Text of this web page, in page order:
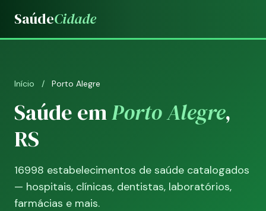
SaúdeCidade
Início / Porto Alegre
Saúde emPorto Alegre,
RS
16998 estabelecimentos de saúde catalogados
— hospitais, clínicas, dentistas, laboratórios,
farmácias e mais.